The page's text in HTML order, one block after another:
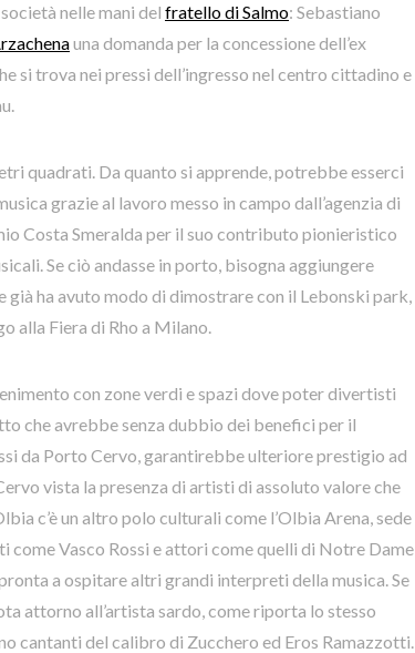
nelle mani del fratello di Salmo: Sebastiano
una domanda per la concessione dell’ex
si trova nei pressi dell’ingresso nel centro cittadino e
quadrati. Da quanto si apprende, potrebbe esserci
grazie al lavoro messo in campo dall’agenzia di
Costa Smeralda per il suo contributo pionieristico
Se ciò andasse in porto, bisogna aggiungere
già ha avuto modo di dimostrare con il Lebonski park,
alla Fiera di Rho a Milano.
con zone verdi e spazi dove poter divertisti
che avrebbe senza dubbio dei benefici per il
da Porto Cervo, garantirebbe ulteriore prestigio ad
vista la presenza di artisti di assoluto valore che
c’è un altro polo culturali come l’Olbia Arena, sede
come Vasco Rossi e attori come quelli di Notre Dame
a ospitare altri grandi interpreti della musica. Se
attorno all’artista sardo, come riporta lo stesso
cantanti del calibro di Zucchero ed Eros Ramazzotti.